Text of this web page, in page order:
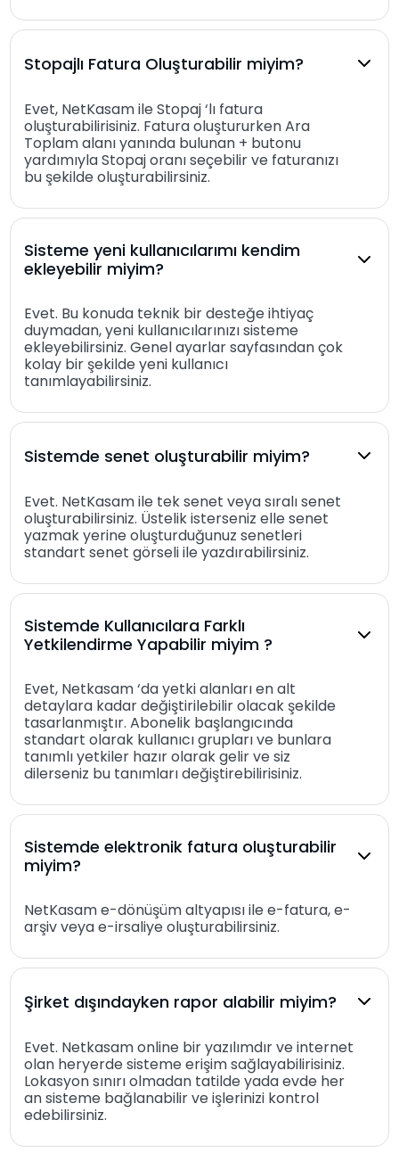
Stopajlı Fatura Oluşturabilir miyim?
Evet, NetKasam ile Stopaj ‘lı fatura
oluşturabilirisiniz. Fatura oluştururken Ara
Toplam alanı yanında bulunan + butonu
yardımıyla Stopaj oranı seçebilir ve faturanızı
bu şekilde oluşturabilirsiniz.
Sisteme yeni kullanıcılarımı kendim
ekleyebilir miyim?
Evet. Bu konuda teknik bir desteğe ihtiyaç
duymadan, yeni kullanıcılarınızı sisteme
ekleyebilirsiniz. Genel ayarlar sayfasından çok
kolay bir şekilde yeni kullanıcı
tanımlayabilirsiniz.
Sistemde senet oluşturabilir miyim?
Evet. NetKasam ile tek senet veya sıralı senet
oluşturabilirsiniz. Üstelik isterseniz elle senet
yazmak yerine oluşturduğunuz senetleri
standart senet görseli ile yazdırabilirsiniz.
Sistemde Kullanıcılara Farklı
Yetkilendirme Yapabilir miyim ?
Evet, Netkasam ‘da yetki alanları en alt
detaylara kadar değiştirilebilir olacak şekilde
tasarlanmıştır. Abonelik başlangıcında
standart olarak kullanıcı grupları ve bunlara
tanımlı yetkiler hazır olarak gelir ve siz
dilerseniz bu tanımları değiştirebilirisiniz.
Sistemde elektronik fatura oluşturabilir
miyim?
NetKasam e-dönüşüm altyapısı ile e-fatura, e-
arşiv veya e-irsaliye oluşturabilirsiniz.
Şirket dışındayken rapor alabilir miyim?
Evet. Netkasam online bir yazılımdır ve internet
olan heryerde sisteme erişim sağlayabilirisiniz.
Lokasyon sınırı olmadan tatilde yada evde her
an sisteme bağlanabilir ve işlerinizi kontrol
edebilirsiniz.